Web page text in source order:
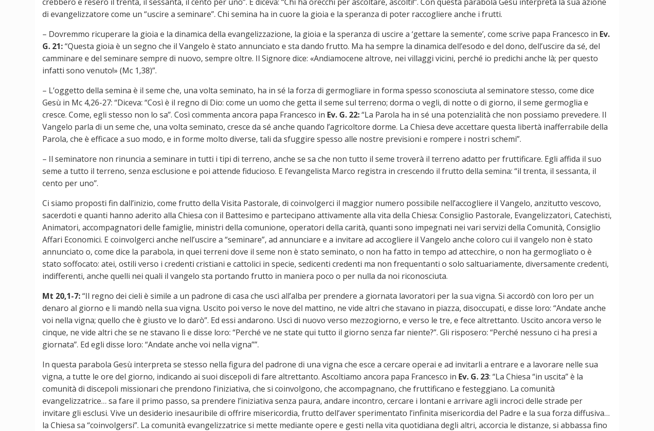
di evangelizzatore come un “uscire a seminare”. Chi semina ha in cuore la gioia e la speranza di poter raccogliere anche i frutti.
– Dovremmo ricuperare la gioia e la dinamica della evangelizzazione, la gioia e la speranza di uscire a ‘gettare la semente’, come scrive papa Francesco in Ev.
G. 21:“Questa gioia è un segno che il Vangelo è stato annunciato e sta dando frutto. Ma ha sempre la dinamica dell’esodo e del dono, dell’uscire da sé, del
camminare e del seminare sempre di nuovo, sempre oltre. Il Signore dice: «Andiamocene altrove, nei villaggi vicini, perché io predichi anche là; per questo
infatti sono venuto!» (Mc 1,38)”.
– L’oggetto della semina è il seme che, una volta seminato, ha in sé la forza di germogliare in forma spesso sconosciuta al seminatore stesso, come dice
Gesù in Mc 4,26-27: “Diceva: “Così è il regno di Dio: come un uomo che getta il seme sul terreno; dorma o vegli, di notte o di giorno, il seme germoglia e
cresce. Come, egli stesso non lo sa”. Così commenta ancora papa Francesco in Ev. G. 22:“La Parola ha in sé una potenzialità che non possiamo prevedere. Il
Vangelo parla di un seme che, una volta seminato, cresce da sé anche quando l’agricoltore dorme. La Chiesa deve accettare questa libertà inafferrabile della
Parola, che è efficace a suo modo, e in forme molto diverse, tali da sfuggire spesso alle nostre previsioni e rompere i nostri schemi”.
– Il seminatore non rinuncia a seminare in tutti i tipi di terreno, anche se sa che non tutto il seme troverà il terreno adatto per fruttificare. Egli affida il suo
seme a tutto il terreno, senza esclusione e poi attende fiducioso. E l’evangelista Marco registra in crescendo il frutto della semina: “il trenta, il sessanta, il
cento per uno”.
Ci siamo proposti fin dall’inizio, come frutto della Visita Pastorale, di coinvolgerci il maggior numero possibile nell’accogliere il Vangelo, anzitutto vescovo,
sacerdoti e quanti hanno aderito alla Chiesa con il Battesimo e partecipano attivamente alla vita della Chiesa: Consiglio Pastorale, Evangelizzatori, Catechisti,
Animatori, accompagnatori delle famiglie, ministri della comunione, operatori della carità, quanti sono impegnati nei vari servizi della Comunità, Consiglio
Affari Economici. E coinvolgerci anche nell’uscire a “seminare”, ad annunciare e a invitare ad accogliere il Vangelo anche coloro cui il vangelo non è stato
annunciato o, come dice la parabola, in quei terreni dove il seme non è stato seminato, o non ha fatto in tempo ad attecchire, o non ha germogliato o è
stato soffocato: atei, ostili verso i credenti cristiani e cattolici in specie, sedicenti credenti ma non frequentanti o solo saltuariamente, diversamente credenti,
indifferenti, anche quelli nei quali il vangelo sta portando frutto in maniera poco o per nulla da noi riconosciuta.
Mt 20,1-7:“Il regno dei cieli è simile a un padrone di casa che uscì all’alba per prendere a giornata lavoratori per la sua vigna. Si accordò con loro per un
denaro al giorno e li mandò nella sua vigna. Uscito poi verso le nove del mattino, ne vide altri che stavano in piazza, disoccupati, e disse loro: “Andate anche
voi nella vigna; quello che è giusto ve lo darò”. Ed essi andarono. Uscì di nuovo verso mezzogiorno, e verso le tre, e fece altrettanto. Uscito ancora verso le
cinque, ne vide altri che se ne stavano lì e disse loro: “Perché ve ne state qui tutto il giorno senza far niente?”. Gli risposero: “Perché nessuno ci ha presi a
giornata”. Ed egli disse loro: “Andate anche voi nella vigna””.
In questa parabola Gesù interpreta se stesso nella figura del padrone di una vigna che esce a cercare operai e ad invitarli a entrare e a lavorare nelle sua
vigna, a tutte le ore del giorno, indicando ai suoi discepoli di fare altrettanto. Ascoltiamo ancora papa Francesco in Ev. G. 23: “La Chiesa “in uscita” è la
comunità di discepoli missionari che prendono l’iniziativa, che si coinvolgono, che accompagnano, che fruttificano e festeggiano. La comunità
evangelizzatrice… sa fare il primo passo, sa prendere l’iniziativa senza paura, andare incontro, cercare i lontani e arrivare agli incroci delle strade per
invitare gli esclusi. Vive un desiderio inesauribile di offrire misericordia, frutto dell’aver sperimentato l’infinita misericordia del Padre e la sua forza diffusiva…
la Chiesa sa “coinvolgersi”. La comunità evangelizzatrice si mette mediante opere e gesti nella vita quotidiana degli altri, accorcia le distanze, si abbassa fino